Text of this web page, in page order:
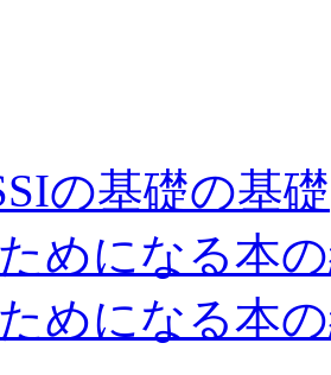
の基礎の基礎
めになる本
めになる本